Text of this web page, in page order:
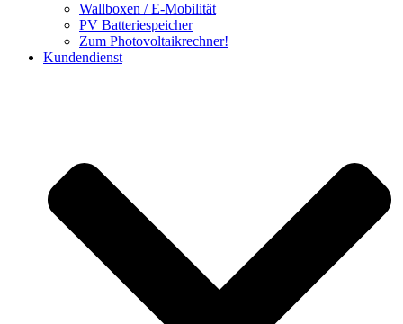
Wallboxen / E-Mobilität
PV Batteriespeicher
Zum Photovoltaikrechner!
Kundendienst